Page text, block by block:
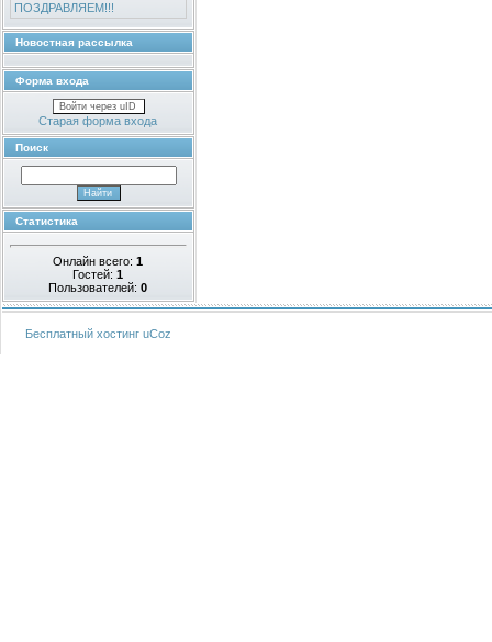
ПОЗДРАВЛЯЕМ!!!
Новостная рассылка
Форма входа
Войти через uID
Старая форма входа
Поиск
Статистика
Онлайн всего:1
Гостей:1
Пользователей:0
Бесплатный хостинг uCoz